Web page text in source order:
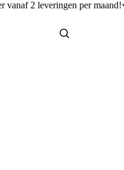
vanaf 2 leveringen per maand!